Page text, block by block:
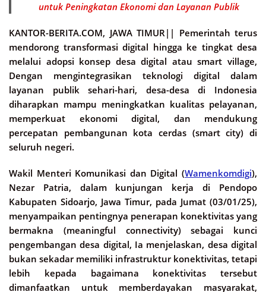
untuk Peningkatan Ekonomi dan Layanan Publik
KANTOR-BERITA.COM, JAWA TIMUR|| Pemerintah terus
mendorong transformasi digital hingga ke tingkat desa
melalui adopsi konsep desa digital atau smart village,
Dengan mengintegrasikan teknologi digital dalam
layanan publik sehari-hari, desa-desa di Indonesia
diharapkan mampu meningkatkan kualitas pelayanan,
memperkuat ekonomi digital, dan mendukung
percepatan pembangunan kota cerdas (smart city) di
seluruh negeri.
Wakil Menteri Komunikasi dan Digital (Wamenkomdigi),
Nezar Patria, dalam kunjungan kerja di Pendopo
Kabupaten Sidoarjo, Jawa Timur, pada Jumat (03/01/25),
menyampaikan pentingnya penerapan konektivitas yang
bermakna (meaningful connectivity) sebagai kunci
pengembangan desa digital, Ia menjelaskan, desa digital
bukan sekadar memiliki infrastruktur konektivitas, tetapi
lebih kepada bagaimana konektivitas tersebut
dimanfaatkan untuk memberdayakan masyarakat,